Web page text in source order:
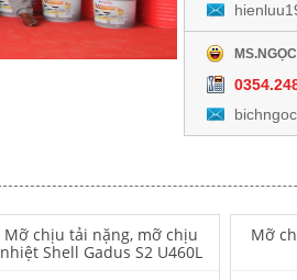
MS.NGỌC
Mỡ chịu tải nặng, mỡ chịu
nhiệt Shell Gadus S2 U460L
Mỡ